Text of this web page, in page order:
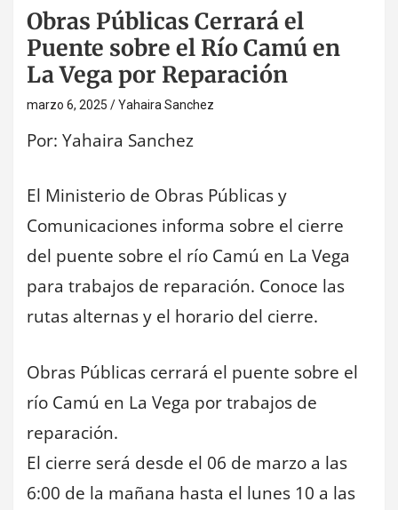
Obras Públicas Cerrará el
Puente sobre el Río Camú en
La Vega por Reparación
marzo 6, 2025 Yahaira Sanchez
Por: Yahaira Sanchez
El Ministerio de Obras Públicas y
Comunicaciones informa sobre el cierre
del puente sobre el río Camú en La Vega
para trabajos de reparación. Conoce las
rutas alternas y el horario del cierre.
Obras Públicas cerrará el puente sobre el
río Camú en La Vega por trabajos de
reparación.
El cierre será desde el 06 de marzo a las
6:00 de la mañana hasta el lunes 10 a las